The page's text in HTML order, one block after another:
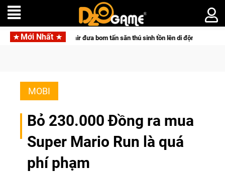
Mới Nhất
Pocketpair đưa bom tấn săn thú sinh tồn lên di động với tên gọi Palworld
MOBI
Bỏ 230.000 Đồng ra mua
Super Mario Run là quá
phí phạm